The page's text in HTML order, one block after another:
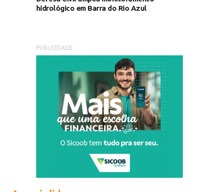
hidrológico em Barra do Rio Azul
PUBLICIDADE